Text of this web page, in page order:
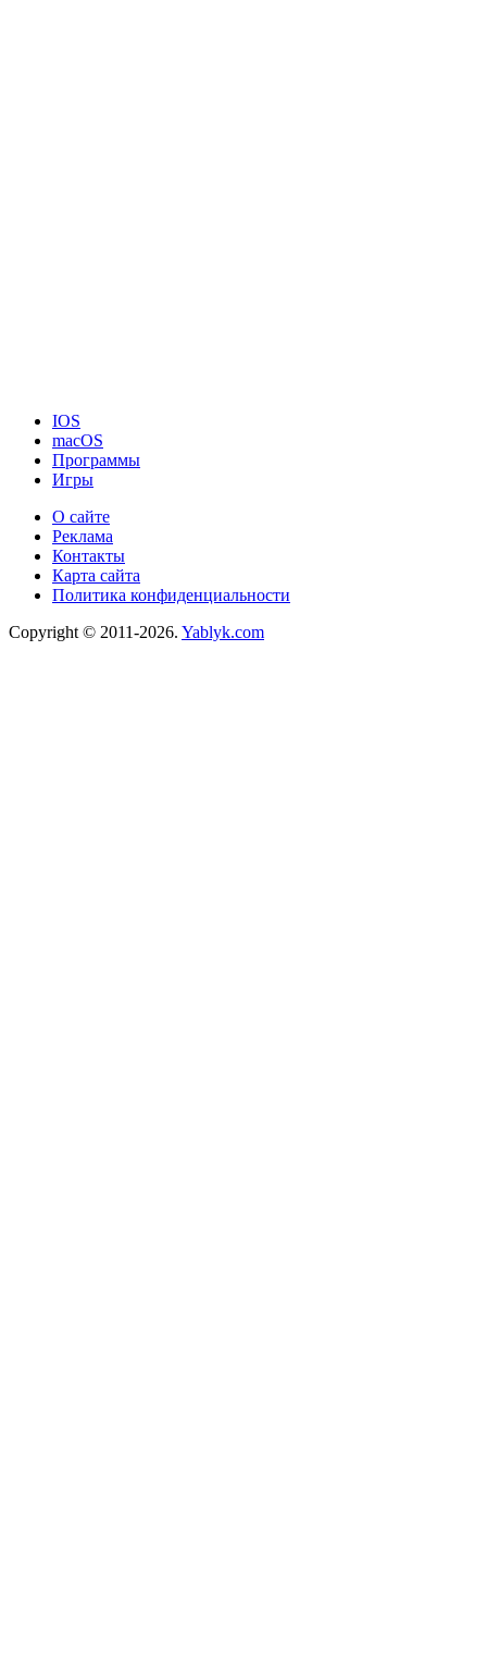
IOS
macOS
Программы
Игры
О сайте
Реклама
Контакты
Карта сайта
Политика конфиденциальности
Copyright © 2011-2026. Yablyk.сom